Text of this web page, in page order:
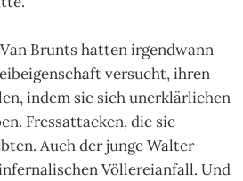
Brunts hatten irgendwann
versucht, ihren
indem sie sich unerklärlichen
Fressattacken, die sie
Auch der junge Walter
Völlereianfall. Und